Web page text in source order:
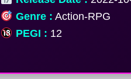
Genre : Action-RPG
PEGI : 12